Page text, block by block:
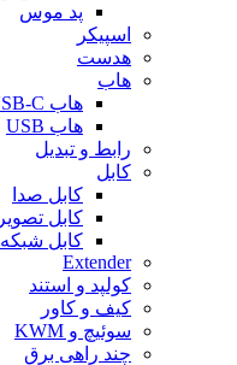
پد موس
اسپیکر
هدست
هاب
هاب USB-C
هاب USB
رابط و تبدیل
کابل
کابل صدا
کابل تصویر
کابل شبکه
Extender
کولپد و استند
کیف و کاور
سوئیچ و KWM
چند راهی برق